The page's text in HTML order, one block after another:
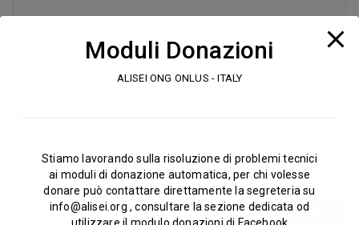
title=""> <b> <blockquote cite=""> <cite> <code>
<del datetime=""> <em> <i> <q cite=""> <s>
<strike> <strong>
SEND MESSAGE
Moduli Donazioni
ALISEI ONG ONLUS - ITALY
Stiamo lavorando sulla risoluzione di problemi tecnici
ai moduli di donazione automatica, per chi volesse
donare può contattare direttamente la segreteria su
info@alisei.org , consultare la sezione dedicata od
utilizzare il modulo donazioni di Facebook